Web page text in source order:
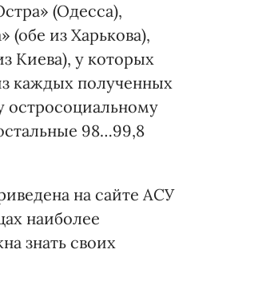
(Одесса),
(обе из Харькова),
Киева), у которых
каждых полученных
остросоциальному
98…99,8
на сайте АСУ
наиболее
знать своих